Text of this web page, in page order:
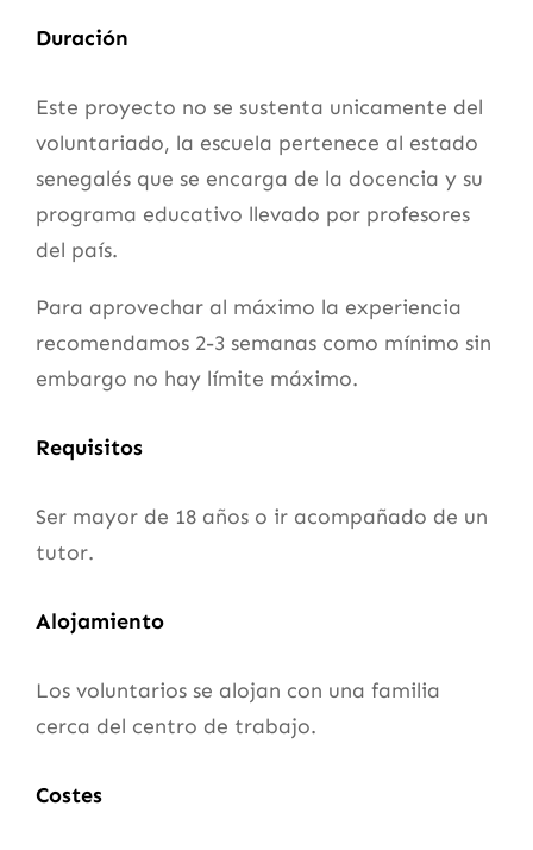
Duración
Este proyecto no se sustenta unicamente del
voluntariado, la escuela pertenece al estado
senegalés que se encarga de la docencia y su
programa educativo llevado por profesores
del país.
Para aprovechar al máximo la experiencia
recomendamos 2-3 semanas como mínimo sin
embargo no hay límite máximo.
Requisitos
Ser mayor de 18 años o ir acompañado de un
tutor.
Alojamiento
Los voluntarios se alojan con una familia
cerca del centro de trabajo.
Costes